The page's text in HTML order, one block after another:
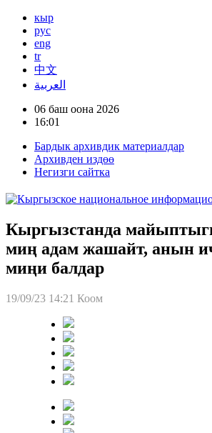
кыр
рус
eng
tr
中文
العربية
06 баш оона 2026
16:01
Бардык архивдик материалдар
Архивден издөө
Негизги сайтка
Кыргызстанда
миң адам жашайт, анын
миңи балдар
19/09/23 14:21 Коом